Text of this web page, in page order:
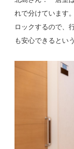
れで分けています
ロックするので、
も安心できるとい